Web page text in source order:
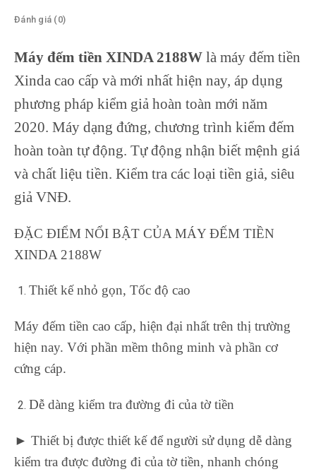
Đánh giá (0)
Máy đếm tiền XINDA 2188W là máy đếm tiền
Xinda cao cấp và mới nhất hiện nay, áp dụng
phương pháp kiểm giả hoàn toàn mới năm
2020. Máy dạng đứng, chương trình kiểm đếm
hoàn toàn tự động. Tự động nhận biết mệnh giá
và chất liệu tiền. Kiểm tra các loại tiền giả, siêu
giả VNĐ.
ĐẶC ĐIỂM NỔI BẬT CỦA MÁY ĐẾM TIỀN
XINDA 2188W
Thiết kế nhỏ gọn, Tốc độ cao
Máy đếm tiền cao cấp, hiện đại nhất trên thị trường
hiện nay. Với phần mềm thông minh và phần cơ
cứng cáp.
Dễ dàng kiểm tra đường đi của tờ tiền
► Thiết bị được thiết kế để người sử dụng dễ dàng
kiểm tra được đường đi của tờ tiền, nhanh chóng